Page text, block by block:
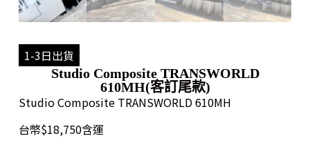
1-3日出貨
Studio Composite TRANSWORLD
610MH(客訂尾款)
Studio Composite TRANSWORLD 610MH
台幣$18,750含運